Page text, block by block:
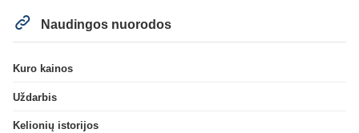
Naudingos nuorodos
Kuro kainos
Uždarbis
Kelionių istorijos